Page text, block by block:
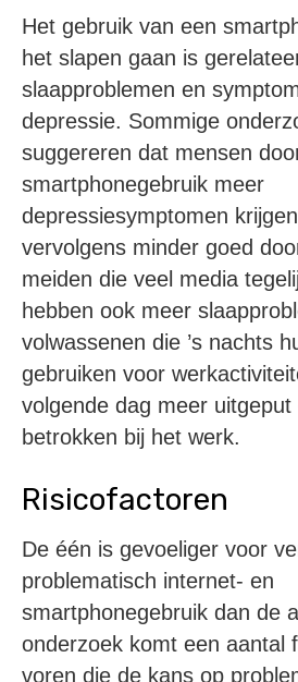
Het gebruik van een
het slapen gaan is
slaapproblemen en
depressie. Sommige
suggereren dat mensen
smartphonegebruik meer
depressiesymptomen
vervolgens minder goed
meiden die veel media
hebben ook meer
volwassenen die ’s nachts
gebruiken voor
volgende dag meer
betrokken bij het werk.
Risicofactoren
De één is gevoeliger voor
problematisch internet- en
smartphonegebruik dan de
onderzoek komt een aantal
voren die de kans op